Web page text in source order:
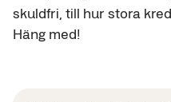
skuldfri, till hur stora
Häng med!